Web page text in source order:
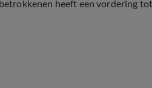
heeft een vordering